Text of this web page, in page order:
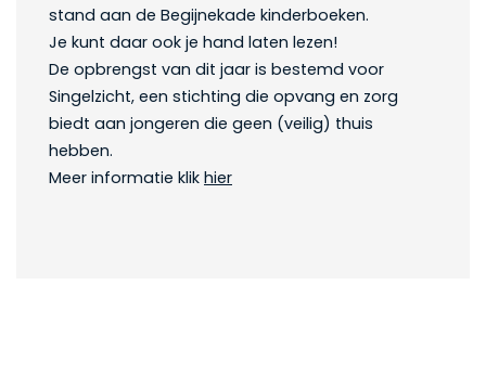
stand aan de Begijnekade kinderboeken.
Je kunt daar ook je hand laten lezen!
De opbrengst van dit jaar is bestemd voor
Singelzicht, een stichting die opvang en zorg
biedt aan jongeren die geen (veilig) thuis
hebben.
Meer informatie klik hier